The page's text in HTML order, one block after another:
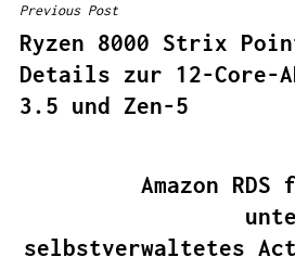
B
E
I
T
Previous Post
Ryzen 8000 Strix
Details zur 12-Core-
3.5 und Zen-5
Amazon
selbstverwaltetes